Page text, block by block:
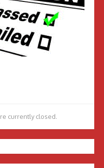
currently closed.